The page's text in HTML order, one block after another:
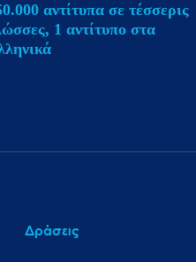
αντίτυπα σε τέσσερις
1 αντίτυπο στα
Δράσεις